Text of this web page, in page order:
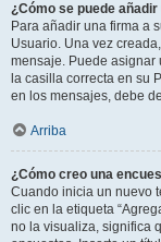
¿Cómo se puede
Para añadir una firma a
Usuario. Una vez
mensaje. Puede asignar
la casilla correcta en su
en los mensajes, debe
Arriba
¿Cómo creo una
Cuando inicia un nuevo
clic en la etiqueta
no la visualiza, significa